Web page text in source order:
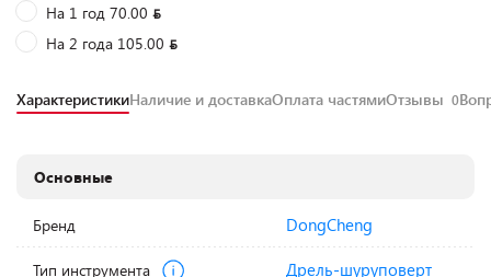
На 1 год 70.00
На 2 года 105.00
ХарактеристикиНаличие и доставкаОплата частямиОтзывы 0
Основные
Бренд DongCheng
Тип инструмента Дрель-шуруповерт